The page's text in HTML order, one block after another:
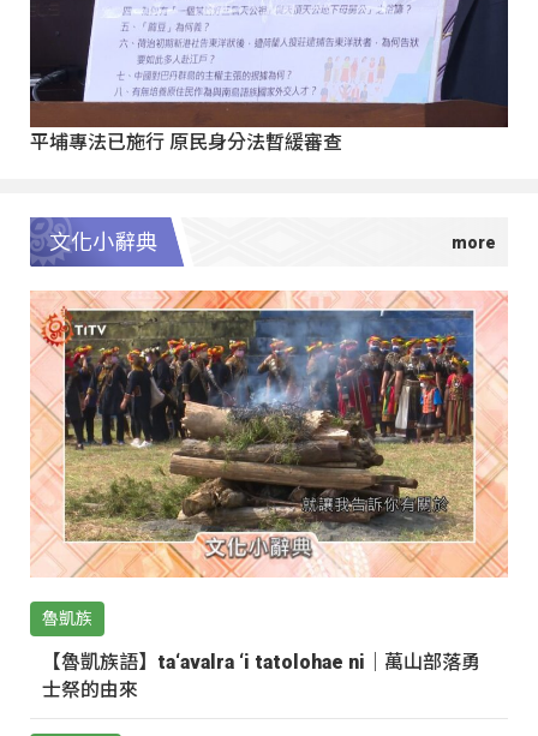
平埔專法已施行 原民身分法暫緩審查
文化小辭典
魯凱族
【魯凱族語】ta‘avalra ‘i tatolohae ni｜萬山部落勇
士祭的由來